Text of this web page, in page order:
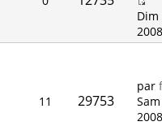
Dim
11 29753
par